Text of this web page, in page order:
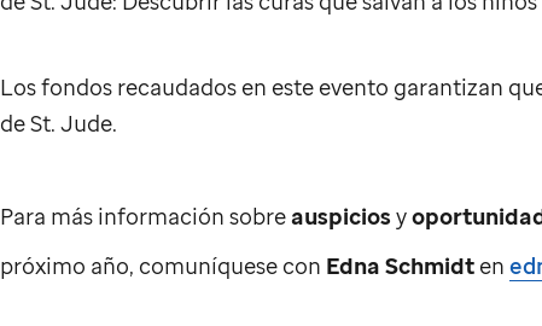
Los fondos recaudados en este evento garantizan
deSt. Jude.
Para más información sobreauspicios y
próximo año, comuníquese con Edna Schmidt en